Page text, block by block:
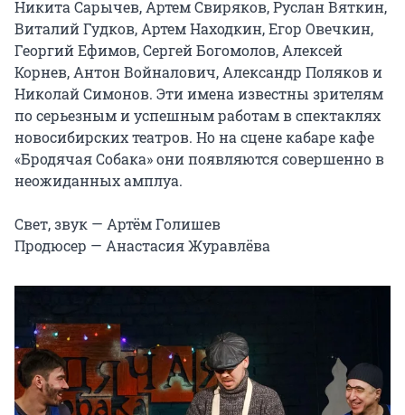
Никита Сарычев, Артем Свиряков, Руслан Вяткин,
Виталий Гудков, Артем Находкин, Егор Овечкин,
Георгий Ефимов, Сергей Богомолов, Алексей
Корнев, Антон Войналович, Александр Поляков и
Николай Симонов. Эти имена известны зрителям
по серьезным и успешным работам в спектаклях
новосибирских театров. Но на сцене кабаре кафе
«Бродячая Собака» они появляются совершенно в
неожиданных амплуа.
Свет, звук — Артём Голишев
Продюсер — Анастасия Журавлёва